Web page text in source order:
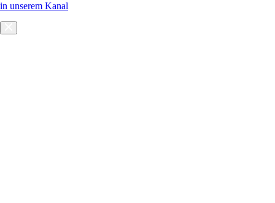
in unserem Kanal